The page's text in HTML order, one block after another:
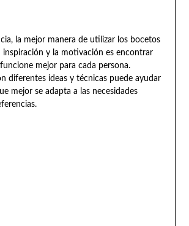
la mejor manera de utilizar los bocetos
inspiración y la motivación es encontrar
mejor para cada persona.
diferentes ideas y técnicas puede ayudar
mejor se adapta a las necesidades